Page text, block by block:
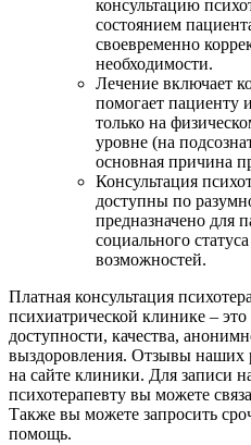
консультацию
состоянием
своевременно
необходимости.
Лечение включает
помогает пациенту
только на
уровне (на
основная причина
Консультация
доступны по
предназначено для
социального
возможностей.
Платная консультация
психиатрической клинике –
доступности, качества,
выздоровления. Отзывы наших
на сайте клиники. Для записи
психотерапевту вы можете
Также вы можете запросить
помощь.